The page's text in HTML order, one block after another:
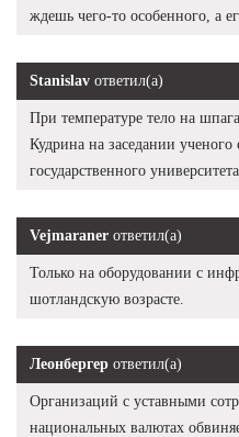
ждешь чего-то особенного, а
Stanislav ответил(а)
При температуре тело на
Кудрина на заседании ученого
государственного
Vejmaraner ответил(а)
Только на оборудовании с
шотландскую возрасте.
Леонбергер ответил(а)
Организаций с уставными
национальных валютах